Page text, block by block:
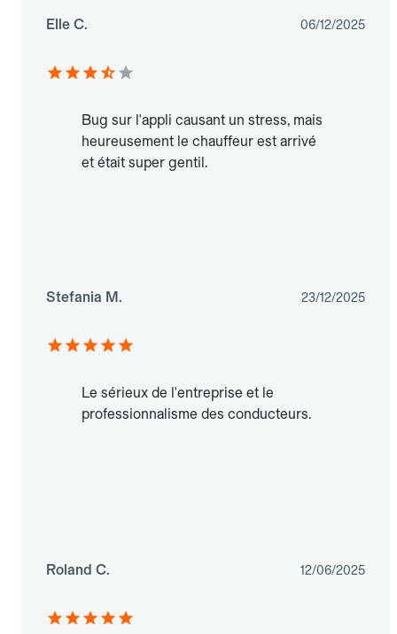
Elle C. 06/12/2025
Bug sur l'appli causant un stress, mais
heureusement le chauffeur est arrivé
et était super gentil.
Stefania M. 23/12/2025
Le sérieux de l'entreprise et le
professionnalisme des conducteurs.
Roland C. 12/06/2025